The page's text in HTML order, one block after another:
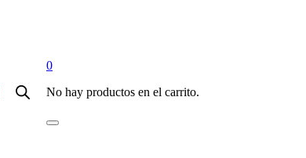
0
No hay productos en el carrito.